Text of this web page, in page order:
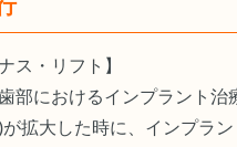
ス・リフト】
歯部におけるインプラント
が拡大した時に、インプラ